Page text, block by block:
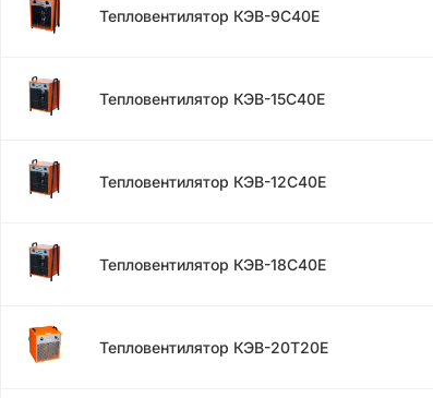
Тепловентилятор КЭВ-9С40Е
Тепловентилятор КЭВ-15С40Е
Тепловентилятор КЭВ-12С40Е
Тепловентилятор КЭВ-18С40Е
Тепловентилятор КЭВ-20Т20Е